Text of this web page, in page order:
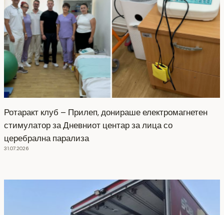
Ротаракт клуб – Прилеп, донираше електромагнетен
стимулатор за Дневниот центар за лица со
церебрална парализа
31.07.2026